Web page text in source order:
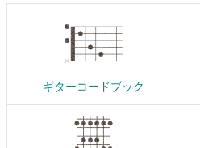
ギターコードブック